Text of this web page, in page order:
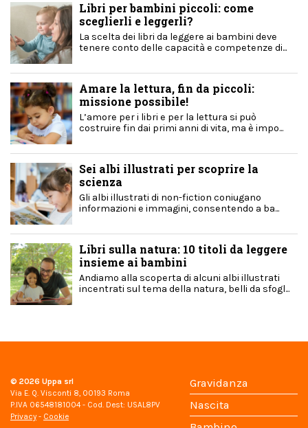
Libri per bambini piccoli: come
sceglierli e leggerli?
La scelta dei libri da leggere ai bambini deve
tenere conto delle capacità e competenze di...
Amare la lettura, fin da piccoli:
missione possibile!
L’amore per i libri e per la lettura si può
costruire fin dai primi anni di vita, ma è impo...
Sei albi illustrati per scoprire la
scienza
Gli albi illustrati di non-fiction coniugano
informazioni e immagini, consentendo a ba...
Libri sulla natura: 10 titoli da leggere
insieme ai bambini
Andiamo alla scoperta di alcuni albi illustrati
incentrati sul tema della natura, belli da sfogl...
© 2026 Uppa srl
Via E. Q. Visconti 8, 00193 Roma
P.IVA 06548181004 - Cod. Dest: USAL8PV
Privacy - Cookie
Gravidanza
Nascita